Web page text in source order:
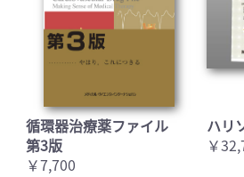
循環器治療薬ファイル
第3版
￥7,700
ハリ
￥